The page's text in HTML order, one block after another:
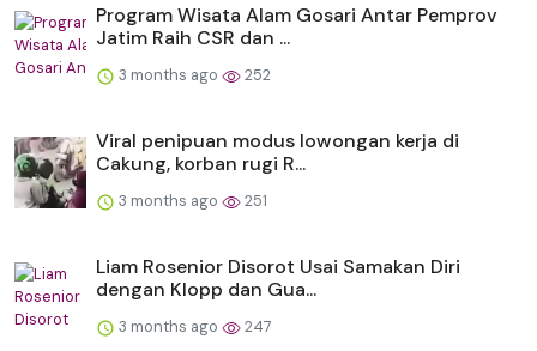
Program Wisata Alam Gosari Antar Pemprov
Jatim Raih CSR dan ...
3 months ago 252
Viral penipuan modus lowongan kerja di
Cakung, korban rugi R...
3 months ago 251
Liam Rosenior Disorot Usai Samakan Diri
dengan Klopp dan Gua...
3 months ago 247